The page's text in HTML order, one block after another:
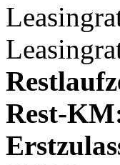
Rest-